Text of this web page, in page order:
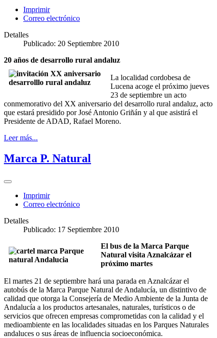
Imprimir
Correo electrónico
Detalles
Publicado: 20 Septiembre 2010
20 años de desarrollo rural andaluz
La localidad cordobesa de
Lucena acoge el próximo jueves
23 de septiembre un acto
conmemorativo del XX aniversario del desarrollo rural andaluz, acto
que estará presidido por José Antonio Griñán y al que asistirá el
Presidente de ADAD, Rafael Moreno.
Leer más...
Marca P. Natural
Imprimir
Correo electrónico
Detalles
Publicado: 17 Septiembre 2010
El bus de la Marca Parque
Natural visita Aznalcázar el
próximo martes
El martes 21 de septiembre hará una parada en Aznalcázar el
autobús de la Marca Parque Natural de Andalucía, un distintivo de
calidad que otorga la Consejería de Medio Ambiente de la Junta de
Andalucía a los productos artesanales, naturales, turísticos o de
servicios que ofrecen empresas comprometidas con la calidad y el
medioambiente en las localidades situadas en los Parques Naturales
andaluces o sus áreas de influencia socioeconómica.